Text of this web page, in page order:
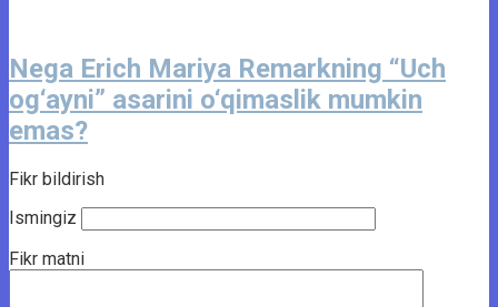
Nega Erich Mariya Remarkning “Uch
og‘ayni” asarini o‘qimaslik mumkin
emas?
Fikr bildirish
Ismingiz
Fikr matni